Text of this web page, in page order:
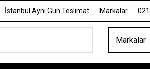
İstanbul Aynı Gün Teslimat Markalar
Markalar